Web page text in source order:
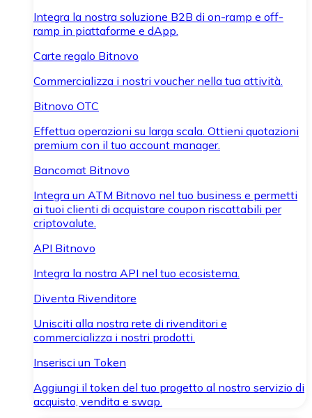
Integra la nostra soluzione B2B di on-ramp e off-
ramp in piattaforme e dApp.
Carte regalo Bitnovo
Commercializza i nostri voucher nella tua attività.
Bitnovo OTC
Effettua operazioni su larga scala. Ottieni quotazioni
premium con il tuo account manager.
Bancomat Bitnovo
Integra un ATM Bitnovo nel tuo business e permetti
ai tuoi clienti di acquistare coupon riscattabili per
criptovalute.
API Bitnovo
Integra la nostra API nel tuo ecosistema.
Diventa Rivenditore
Unisciti alla nostra rete di rivenditori e
commercializza i nostri prodotti.
Inserisci un Token
Aggiungi il token del tuo progetto al nostro servizio di
acquisto, vendita e swap.